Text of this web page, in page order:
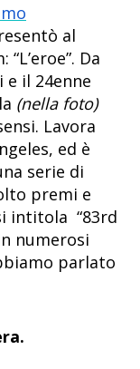
al
Da
e il 24enne
(nella foto)
Lavora
ed è
serie di
premi e
intitola “83rd
numerosi
parlato